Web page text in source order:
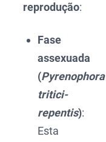
reprodução:
Fase
assexuada
(Pyrenophora
tritici-
repentis):
Esta